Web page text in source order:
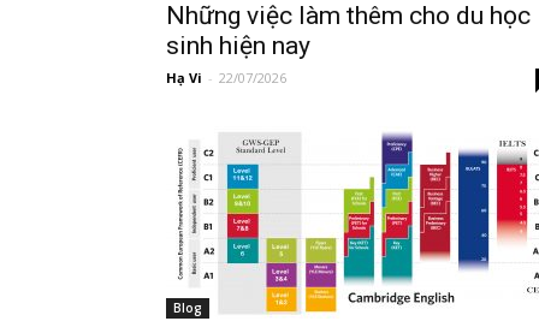
Những việc làm thêm cho du học
sinh hiện nay
Hạ Vi - 22/07/2026
Blog